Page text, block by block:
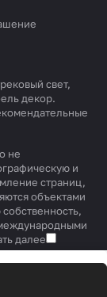
свет,
декор.
не
и
страниц,
объектами
далее